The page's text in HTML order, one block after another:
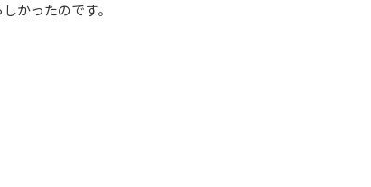
かったのです。